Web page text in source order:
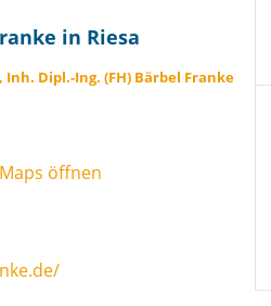
in Riesa
Dipl.-Ing. (FH) Bärbel Franke
öffnen